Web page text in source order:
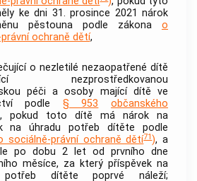
ke dni 31. prosince 2021 nárok
pěstouna podle zákona o
ochraně dětí,
o nezletilé nezaopatřené dítě
nezprostředkovanou
péči a osoby mající dítě ve
podle § 953
občanského
, pokud toto dítě má nárok na
na úhradu potřeb dítěte podle
sociálně-právní ochraně dětí71), a
po dobu 2 let od prvního dne
měsíce, za který příspěvek na
potřeb dítěte poprvé náleží;